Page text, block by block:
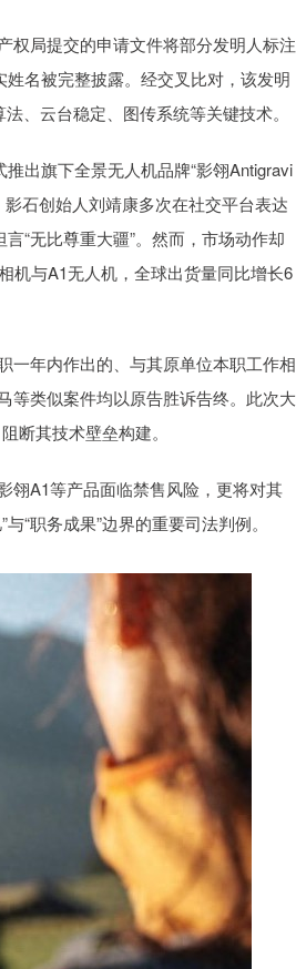
权局提交的申请文件将部分发明人标注
名被完整披露。经交叉比对，该发明
、云台稳定、图传系统等关键技术。
出旗下全景无人机品牌“影翎Antigravi
石创始人刘靖康多次在社交平台表达
“无比尊重大疆”。然而，市场动作却
机与A1无人机，全球出货量同比增长6
一年内作出的、与其原单位本职工作相
等类似案件均以原告胜诉告终。此次大
断其技术壁垒构建。
翎A1等产品面临禁售风险，更将对其
“职务成果”边界的重要司法判例。